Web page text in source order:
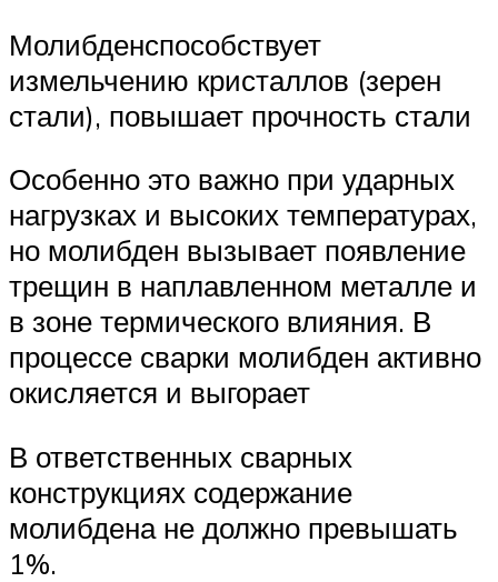
Молибденспособствует
измельчению кристаллов (зерен
стали), повышает прочность стали
Особенно это важно при ударных
нагрузках и высоких температурах,
но молибден вызывает появление
трещин в наплавленном металле и
в зоне термического влияния. В
процессе сварки молибден активно
окисляется и выгорает
В ответственных сварных
конструкциях содержание
молибдена не должно превышать
1%.